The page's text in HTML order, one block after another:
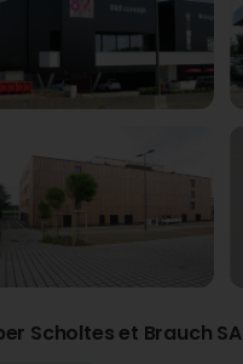
Scholtes et Brauch SA